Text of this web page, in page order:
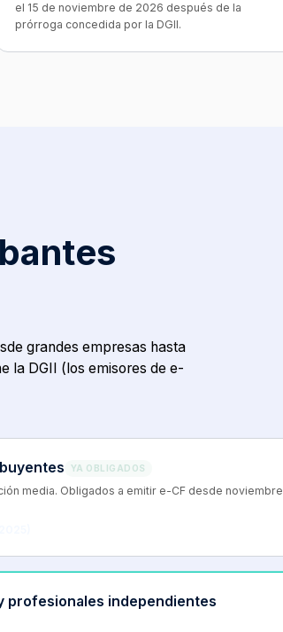
el 15 de noviembre de 2026 después de la
prórroga concedida por la DGII.
grandes empresas hasta
la DGII (los emisores de e-
YA OBLIGADOS
media. Obligados a emitir e-CF desde noviembre
profesionales independientes